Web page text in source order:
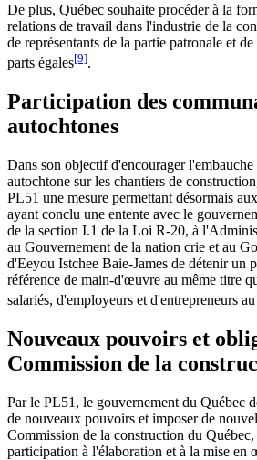
De plus, Québec souhaite procéder à la
relations de travail dans l'industrie de la
de représentants de la partie patronale et
parts égales[9].
Participation des
autochtones
Dans son objectif d'encourager
autochtone sur les chantiers de
PL51 une mesure permettant désormais
ayant conclu une entente avec le
de la section I.1 de la Loi R-20, à
au Gouvernement de la nation crie et au
d'Eeyou Istchee Baie-James de détenir un
référence de main-d'œuvre au même titre
salariés, d'employeurs et d'entrepreneurs
Nouveaux pouvoirs et
Commission de la
Par le PL51, le gouvernement du Québec
de nouveaux pouvoirs et imposer de
Commission de la construction du Québec,
participation à l'élaboration et à la mise en